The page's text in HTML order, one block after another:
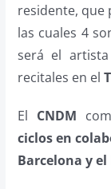
residente, que
las cuales 4
será el
recitales en el
El CNDM
ciclos en
Barcelona y